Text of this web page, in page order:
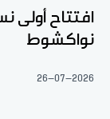
افتتاح أولى
نواكشوط
26-07-2026